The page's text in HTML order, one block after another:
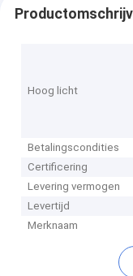
Hoog licht
Betalingscondities
Certificering
Levering vermogen
Levertijd
Merknaam